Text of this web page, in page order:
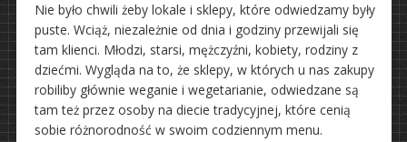
Nie było chwili żeby lokale i sklepy, które odwiedzamy były
puste. Wciąż, niezależnie od dnia i godziny przewijali się
tam klienci. Młodzi, starsi, mężczyźni, kobiety, rodziny z
dziećmi. Wygląda na to, że sklepy, w których u nas zakupy
robiliby głównie weganie i wegetarianie, odwiedzane są
tam też przez osoby na diecie tradycyjnej, które cenią
sobie różnorodność w swoim codziennym menu.